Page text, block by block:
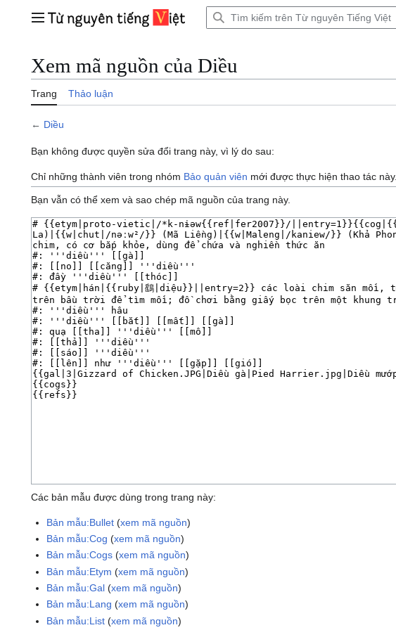
Trình đơn chính
Xem mã nguồn của Diều
Trang Thảo luận
← Diều
Bạn không được quyền sửa đổi trang này, vì lý do sau:
Chỉ những thành viên trong nhóm Bảo quản viên mới được thực hiện thao tác này.
Bạn vẫn có thể xem và sao chép mã nguồn của trang này.
Các bản mẫu được dùng trong trang này:
Bản mẫu:Bullet (xem mã nguồn)
Bản mẫu:Cog (xem mã nguồn)
Bản mẫu:Cogs (xem mã nguồn)
Bản mẫu:Etym (xem mã nguồn)
Bản mẫu:Gal (xem mã nguồn)
Bản mẫu:Lang (xem mã nguồn)
Bản mẫu:List (xem mã nguồn)